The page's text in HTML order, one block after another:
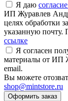
Я даю
ИП Журавлев
целях обработки
указанную
ссылке
Я согласен
материалы от ИП
email.
Вы можете
shop@mintstore.ru
Оформить заказ